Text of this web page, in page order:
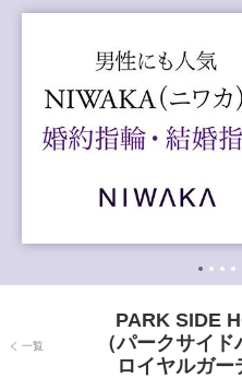
一覧
PARK SIDE
（パークサイ
ロイヤルガー